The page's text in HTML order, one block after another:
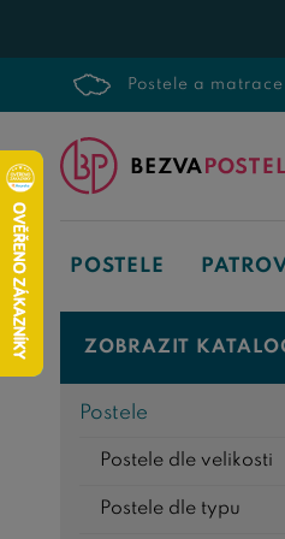
Postele a
POSTELE
ZOBRAZIT
Postele
Postele dle velikosti
Postele dle typu